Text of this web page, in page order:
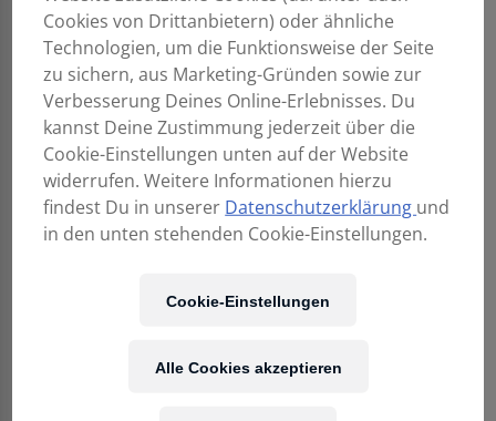
professionelle Spezifikationen zu einem attraktiven Preis
Cookies von Drittanbietern) oder ähnliche
Technologien, um die Funktionsweise der Seite
zu sichern, aus Marketing-Gründen sowie zur
Verbesserung Deines Online-Erlebnisses. Du
kannst Deine Zustimmung jederzeit über die
Cookie-Einstellungen unten auf der Website
widerrufen. Weitere Informationen hierzu
findest Du in unserer Datenschutzerklärung und
in den unten stehenden Cookie-Einstellungen.
Cookie-Einstellungen
Alle Cookies akzeptieren